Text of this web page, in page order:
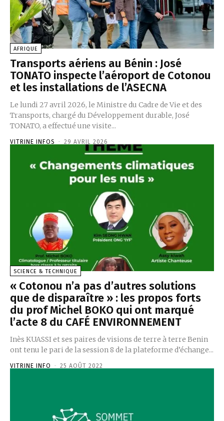
AFRIQUE
Transports aériens au Bénin : José
TONATO inspecte l’aéroport de Cotonou
et les installations de l’ASECNA
‎Le lundi 27 avril 2026, le Ministre du Cadre de Vie et des
Transports, chargé du Développement durable, José
TONATO, a effectué une visite...
VITRINE INFOS - 29 AVRIL 2026
SCIENCE & TECHNIQUE
« Cotonou n’a pas d’autres solutions
que de disparaître » : les propos forts
du prof Michel BOKO qui ont marqué
l’acte 8 du CAFÉ ENVIRONNEMENT
Inès KUASSI et ses paires de visions de terre à terre Benin
ont tenu le pari de la session 8 de la plateforme d’échange...
VITRINE INFO - 25 AOÛT 2022